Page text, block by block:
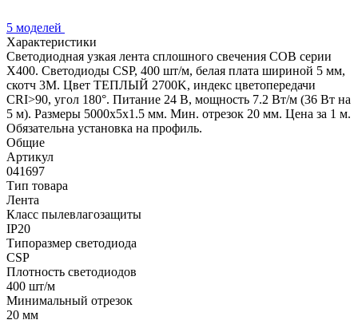
5 моделей
Характеристики
Светодиодная узкая лента сплошного свечения COB серии
X400. Светодиоды CSP, 400 шт/м, белая плата шириной 5 мм,
скотч 3M. Цвет ТЕПЛЫЙ 2700K, индекс цветопередачи
CRI>90, угол 180°. Питание 24 В, мощность 7.2 Вт/м (36 Вт на
5 м). Размеры 5000х5х1.5 мм. Мин. отрезок 20 мм. Цена за 1 м.
Обязательна установка на профиль.
Общие
Артикул
041697
Тип товара
Лента
Класс пылевлагозащиты
IP20
Типоразмер светодиода
CSP
Плотность светодиодов
400 шт/м
Минимальный отрезок
20 мм